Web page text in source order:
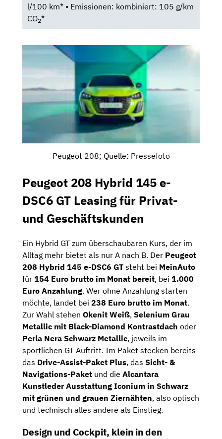
l/100 km* • Emissionen: kombiniert: 105 g/km
CO2*
Peugeot 208; Quelle: Pressefoto
Peugeot 208 Hybrid 145 e-
DSC6 GT Leasing für Privat-
und Geschäftskunden
Ein Hybrid GT zum überschaubaren Kurs, der im
Alltag mehr bietet als nur A nach B. Der Peugeot
208 Hybrid 145 e-DSC6 GT steht bei MeinAuto
für 154 Euro brutto im Monat bereit, bei 1.000
Euro Anzahlung. Wer ohne Anzahlung starten
möchte, landet bei 238 Euro brutto im Monat.
Zur Wahl stehen Okenit Weiß, Selenium Grau
Metallic mit Black-Diamond Kontrastdach oder
Perla Nera Schwarz Metallic, jeweils im
sportlichen GT Auftritt. Im Paket stecken bereits
das Drive-Assist-Paket Plus, das Sicht- &
Navigations-Paket und die Alcantara
Kunstleder Ausstattung Iconium in Schwarz
mit grünen und grauen Ziernähten, also optisch
und technisch alles andere als Einstieg.
Design und Cockpit, klein in den